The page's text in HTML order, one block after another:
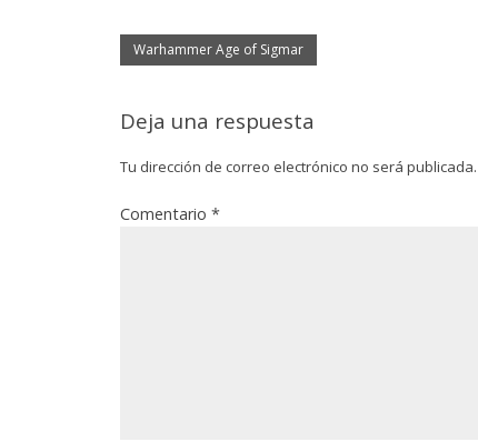
Warhammer Age of Sigmar
Deja una respuesta
Tu dirección de correo electrónico no será publicada.
Comentario *